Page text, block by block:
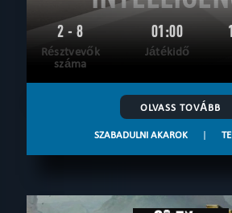
2 - 8
Résztvevők
száma
01:00
Játékidő
OLVASS TOVÁBB
SZABADULNI AKAROK |